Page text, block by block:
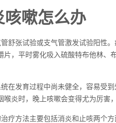
咳嗽怎么办
舒张试验或支气管激发试验阳性
片，平时雾化吸入硫酸特布他林
在发育过程中尚未健全，容易受
喉炎时，晚上咳嗽会变得尤为厉害
疗方法主要包括消炎和止咳两个